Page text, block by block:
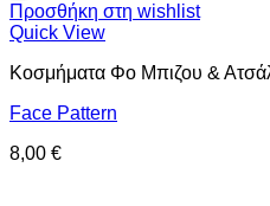
Προσθήκη στη wishlist
Quick View
Κοσμήματα Φο Μπιζου &
Face Pattern
8,00 €